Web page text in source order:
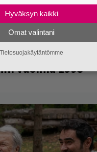
elokuva jossa
vuonna 1998
Hyväksyn kaikki
Omat valintani
Tietosuojakäytäntömme